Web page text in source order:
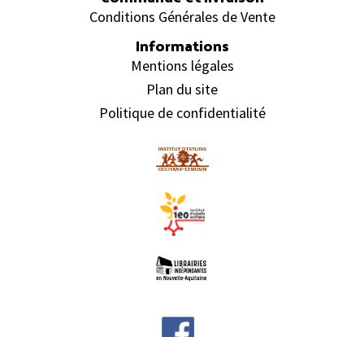
Conditions Générales de Vente
Informations
Mentions légales
Plan du site
Politique de confidentialité